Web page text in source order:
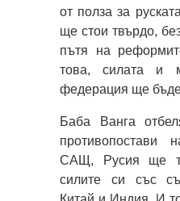
от полза за
ще стои твърдо,
пътя на
това, силата и
федерация ще
Баба Ванга
противопостави
САЩ, Русия ще
силите си със